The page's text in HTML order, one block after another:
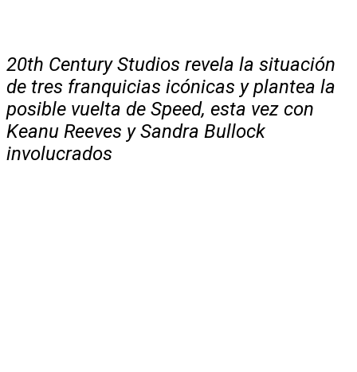
20th Century Studios revela la situación
de tres franquicias icónicas y plantea la
posible vuelta de Speed, esta vez con
Keanu Reeves y Sandra Bullock
involucrados